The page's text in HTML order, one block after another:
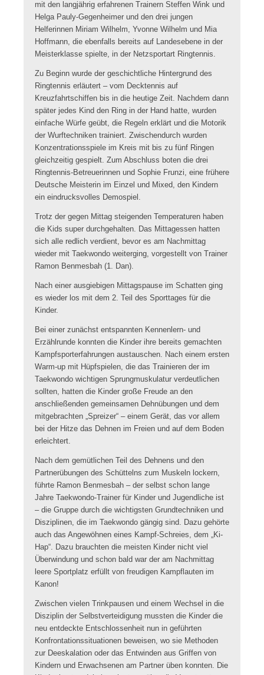
mit den langjährig erfahrenen Trainern Steffen Wink und
Helga Pauly-Gegenheimer und den drei jungen
Helferinnen Miriam Wilhelm, Yvonne Wilhelm und Mia
Hoffmann, die ebenfalls bereits auf Landesebene in der
Meisterklasse spielte, in der Netzsportart Ringtennis.
Zu Beginn wurde der geschichtliche Hintergrund des
Ringtennis erläutert – vom Decktennis auf
Kreuzfahrtschiffen bis in die heutige Zeit. Nachdem dann
später jedes Kind den Ring in der Hand hatte, wurden
einfache Würfe geübt, die Regeln erklärt und die Motorik
der Wurftechniken trainiert. Zwischendurch wurden
Konzentrationsspiele im Kreis mit bis zu fünf Ringen
gleichzeitig gespielt. Zum Abschluss boten die drei
Ringtennis-Betreuerinnen und Sophie Frunzi, eine frühere
Deutsche Meisterin im Einzel und Mixed, den Kindern
ein eindrucksvolles Demospiel.
Trotz der gegen Mittag steigenden Temperaturen haben
die Kids super durchgehalten. Das Mittagessen hatten
sich alle redlich verdient, bevor es am Nachmittag
wieder mit Taekwondo weiterging, vorgestellt von Trainer
Ramon Benmesbah (1. Dan).
Nach einer ausgiebigen Mittagspause im Schatten ging
es wieder los mit dem 2. Teil des Sporttages für die
Kinder.
Bei einer zunächst entspannten Kennenlern- und
Erzählrunde konnten die Kinder ihre bereits gemachten
Kampfsporterfahrungen austauschen. Nach einem ersten
Warm-up mit Hüpfspielen, die das Trainieren der im
Taekwondo wichtigen Sprungmuskulatur verdeutlichen
sollten, hatten die Kinder große Freude an den
anschließenden gemeinsamen Dehnübungen und dem
mitgebrachten „Spreizer“ – einem Gerät, das vor allem
bei der Hitze das Dehnen im Freien und auf dem Boden
erleichtert.
Nach dem gemütlichen Teil des Dehnens und den
Partnerübungen des Schüttelns zum Muskeln lockern,
führte Ramon Benmesbah – der selbst schon lange
Jahre Taekwondo-Trainer für Kinder und Jugendliche ist
– die Gruppe durch die wichtigsten Grundtechniken und
Disziplinen, die im Taekwondo gängig sind. Dazu gehörte
auch das Angewöhnen eines Kampf-Schreies, dem „Ki-
Hap“. Dazu brauchten die meisten Kinder nicht viel
Überwindung und schon bald war der am Nachmittag
leere Sportplatz erfüllt von freudigen Kampflauten im
Kanon!
Zwischen vielen Trinkpausen und einem Wechsel in die
Disziplin der Selbstverteidigung mussten die Kinder die
neu entdeckte Entschlossenheit nun in geführten
Konfrontationssituationen beweisen, wo sie Methoden
zur Deeskalation oder das Entwinden aus Griffen von
Kindern und Erwachsenen am Partner üben konnten. Die